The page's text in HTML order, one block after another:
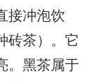
接冲泡饮
砖茶）。它
。黑茶属于